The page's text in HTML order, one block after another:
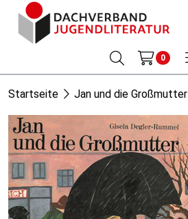
0
Startseite Jan und die Großmutter